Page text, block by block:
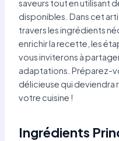
saveurs tout en utilisant
disponibles. Dans cet
travers les ingrédients
enrichir la recette, les
vous inviterons à
adaptations. Préparez-
délicieuse qui deviendra
votre cuisine !
Ingrédients